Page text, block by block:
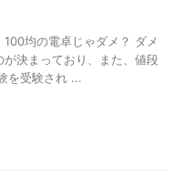
均の電卓じゃダメ？ ダメ
決まっており、また、値段
を受験され ...